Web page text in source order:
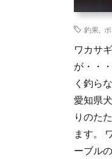
釣果
ワカサ
が・・
く釣ら
愛知県
りのた
ます。
ーブル